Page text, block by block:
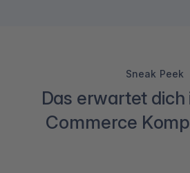
Sneak Peek
Das erwartet dich
Commerce